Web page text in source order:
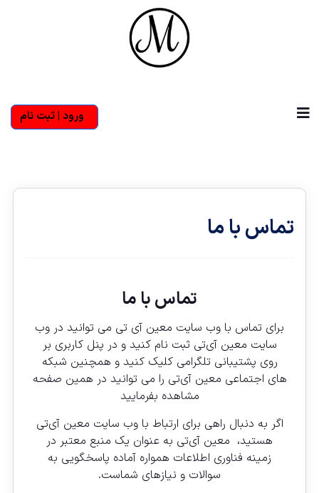
ورود | ثبت نام
تماس با ما
تماس با ما
برای تماس با وب سایت معین آی تی می توانید در وب
سایت معین آی‌تی ثبت نام کنید و در پنل کاربری بر
روی پشتیبانی تلگرامی کلیک کنید و همچنین شبکه
های اجتماعی معین آی‌تی را می توانید در همین صفحه
مشاهده بفرمایید
اگر به دنبال راهی برای ارتباط با وب سایت معین آی‌تی
هستید، معین آی‌تی به عنوان یک منبع معتبر در
زمینه فناوری اطلاعات همواره آماده پاسخگویی به
سوالات و نیازهای شماست.